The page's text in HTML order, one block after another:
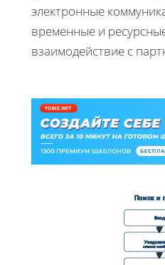
электронные
временные и
взаимодействие с
Поиск и
Вход
список